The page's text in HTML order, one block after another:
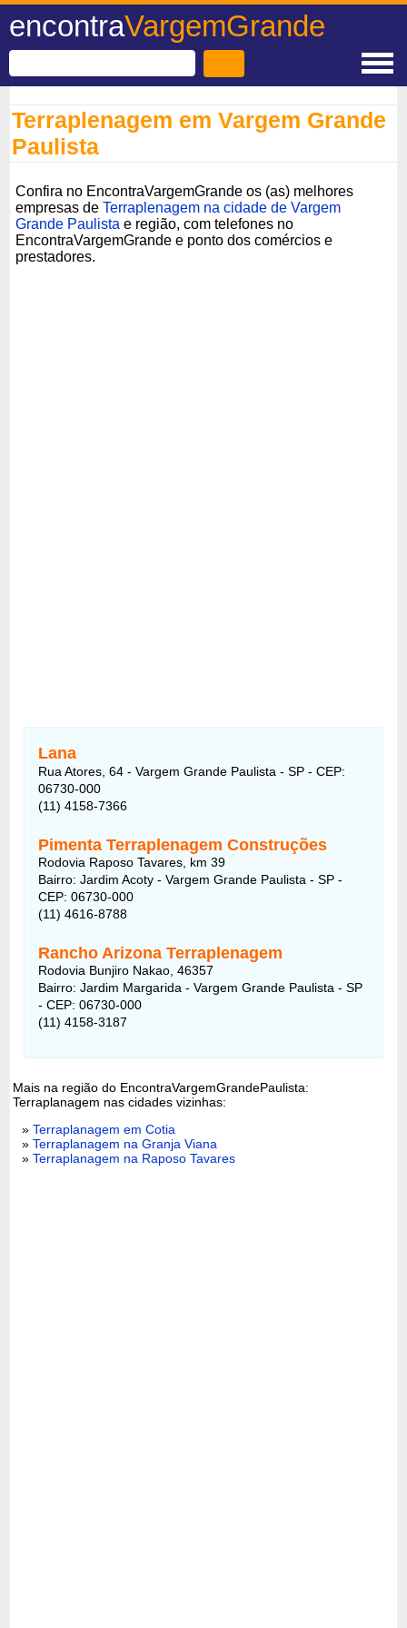
encontraVargemGrande
Terraplenagem em Vargem Grande
Paulista
Confira no EncontraVargemGrande os (as) melhores
empresas deTerraplenagem na cidade de Vargem
Grande Paulista e região, com telefones no
EncontraVargemGrande e ponto dos comércios e
prestadores.
Lana
Rua Atores, 64 - Vargem Grande Paulista - SP - CEP:
06730-000
(11) 4158-7366
Pimenta Terraplenagem Construções
Rodovia Raposo Tavares, km 39
Bairro: Jardim Acoty - Vargem Grande Paulista - SP -
CEP: 06730-000
(11) 4616-8788
Rancho Arizona Terraplenagem
Rodovia Bunjiro Nakao, 46357
Bairro: Jardim Margarida - Vargem Grande Paulista - SP
- CEP: 06730-000
(11) 4158-3187
Mais na região do EncontraVargemGrandePaulista:
Terraplanagem nas cidades vizinhas:
»Terraplanagem em Cotia
»Terraplanagem na Granja Viana
»Terraplanagem na Raposo Tavares